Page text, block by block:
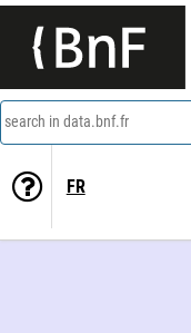
search in data.bnf.fr
FR